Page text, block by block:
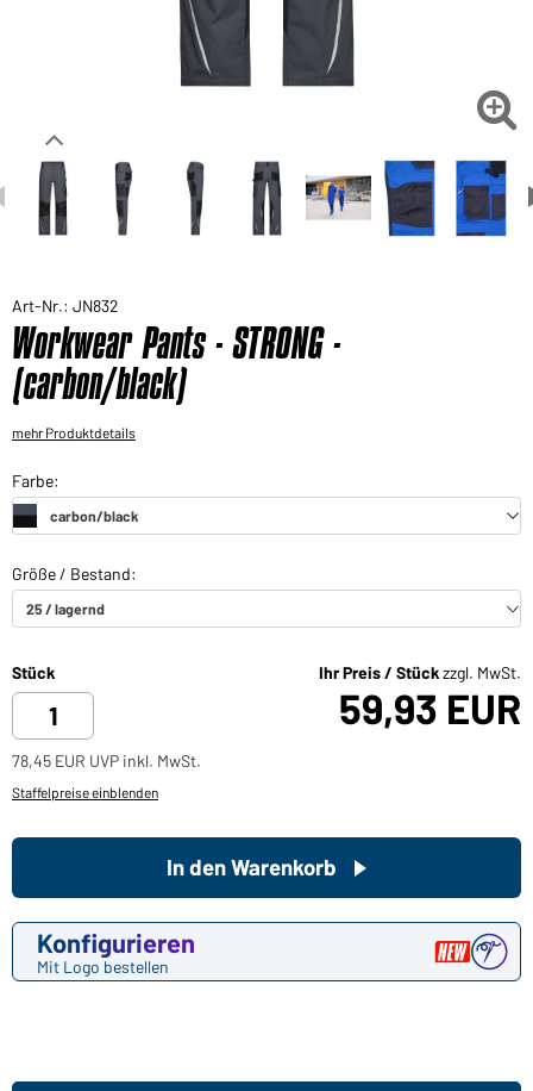
Sie möchten gerne für Ihren privaten Bedarf
Hier geht's zu unserem Endkundenshop 
Art-Nr.: JN832
Workwear Pants - STRONG -
(carbon/black)
mehr Produktdetails
Stück Ihr Preis / Stückzzgl. MwSt.
59,93 EUR
78,45 EUR UVP inkl. MwSt.
Staffelpreise einblenden
Konfigurieren
Mit Logo bestellen
In den Warenkorb